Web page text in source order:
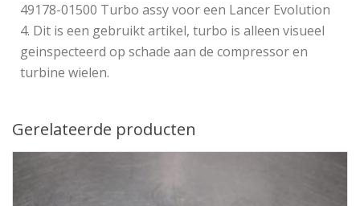
49178-01500 Turbo assy voor een Lancer Evolution
4. Dit is een gebruikt artikel, turbo is alleen visueel
geinspecteerd op schade aan de compressor en
turbine wielen.
Gerelateerde producten